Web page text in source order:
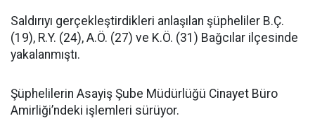
Saldırıyı gerçekleştirdikleri anlaşılan şüpheliler B.Ç.
(19), R.Y. (24), A.Ö. (27) ve K.Ö. (31) Bağcılar ilçesinde
yakalanmıştı.
Şüphelilerin Asayiş Şube Müdürlüğü Cinayet Büro
Amirliği’ndeki işlemleri sürüyor.